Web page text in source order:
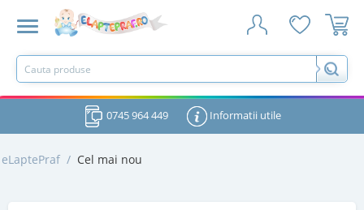
0745 964 449 Informatii utile
eLaptePraf / Cel mai nou